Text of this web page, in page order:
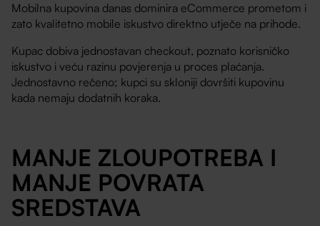
Mobilna kupovina danas dominira eCommerce prometom i
zato kvalitetno mobile iskustvo direktno utječe na prihode.
Kupac dobiva jednostavan checkout, poznato korisničko
iskustvo i veću razinu povjerenja u proces plaćanja.
Jednostavno rečeno; kupci su skloniji dovršiti kupovinu
kada nemaju dodatnih koraka.
MANJE ZLOUPOTREBA I
MANJE POVRATA
SREDSTAVA